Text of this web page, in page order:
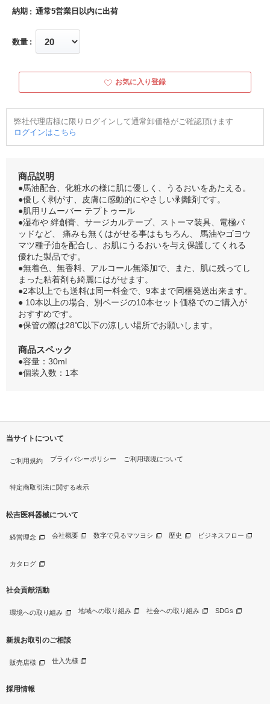
納期 通常5営業日以内に出荷
数量
お気に入り登録
弊社代理店様に限りログインして通常卸価格がご確認頂けます
ログインはこちら
商品説明
●馬油配合、化粧水の様に肌に優しく、うるおいをあたえる。
●優しく剥がす、皮膚に感動的にやさしい剥離剤です。
●肌用リムーバー テプトゥール
●湿布や 絆創膏、サージカルテープ、ストーマ装具、電極パ
ッドなど、 痛みも無くはがせる事はもちろん、 馬油やゴヨウ
マツ種子油を配合し、お肌にうるおいを与え保護してくれる
優れた製品です。
●無着色、無香料、アルコール無添加で、また、肌に残ってし
まった粘着剤も綺麗にはがせます。
●2本以上でも送料は同一料金で、9本まで同梱発送出来ます。
● 10本以上の場合、別ページの10本セット価格でのご購入が
おすすめです。
●保管の際は28℃以下の涼しい場所でお願いします。
商品スペック
●容量：30ml
●個装入数：1本
当サイトについて
ご利用規約 プライバシーポリシー ご利用環境について
特定商取引法に関する表示
松吉医科器械について
経営理念 会社概要 数字で見るマツヨシ 歴史 ビジネスフロー
カタログ
社会貢献活動
環境への取り組み 地域への取り組み 社会への取り組み SDGs
新規お取引のご相談
販売店様 仕入先様
採用情報